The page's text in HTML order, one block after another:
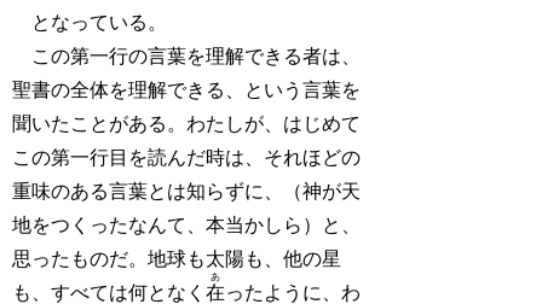
となっている。
この第一行の言葉を理解できる者は、
聖書の全体を理解できる、という言葉を
聞いたことがある。わたしが、はじめて
この第一行目を読んだ時は、それほどの
重味のある言葉とは知らずに、（神が天
地をつくったなんて、本当かしら）と、
思ったものだ。地球も太陽も、他の星
も、すべては何となく在
あ
ったように、わ